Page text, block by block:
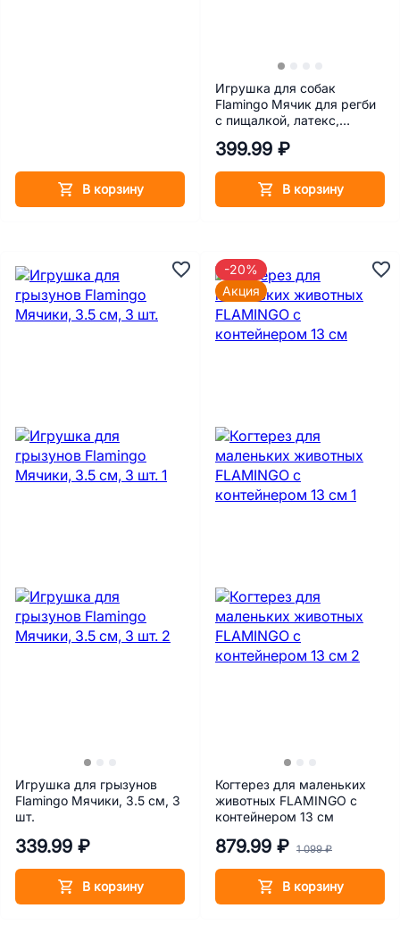
В корзину
Игрушка для собак
Flamingo Мячик для регби
с пищалкой, латекс,
399.99 ₽
В корзину
Игрушка для грызунов
Flamingo Мячики, 3.5 см, 3
шт.
339.99 ₽
В корзину
Когтерез для маленьких
животных FLAMINGO с
контейнером 13 см
879.99 ₽ 1 099 ₽
В корзину
-20%
Акция